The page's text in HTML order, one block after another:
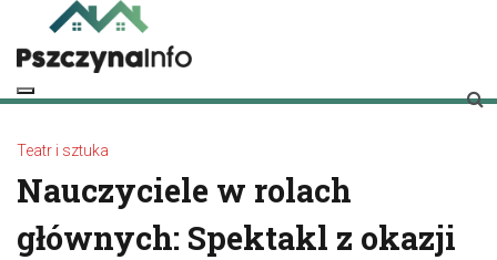
content
pszczynainfo.pl
Twoje źródło informacji o Pszczynie
Teatr i sztuka
Nauczyciele w rolach
głównych: Spektakl z okazji